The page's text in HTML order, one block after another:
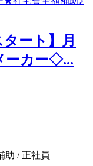
タート】月
ーカー◇...
助 / 正社員